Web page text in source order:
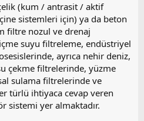
(kum / antrasit / aktif
sistemleri için) ya da beton
filtre nozul ve drenaj
suyu filtreleme, endüstriyel
ayrıca nehir deniz,
çekme filtrelerinde, yüzme
sulama filtrelerinde ve
türlü ihtiyaca cevap veren
sistemi yer almaktadır.